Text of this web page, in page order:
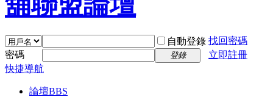
自動登錄 找回密碼
密碼
登錄
立即註冊
快捷導航
論壇BBS